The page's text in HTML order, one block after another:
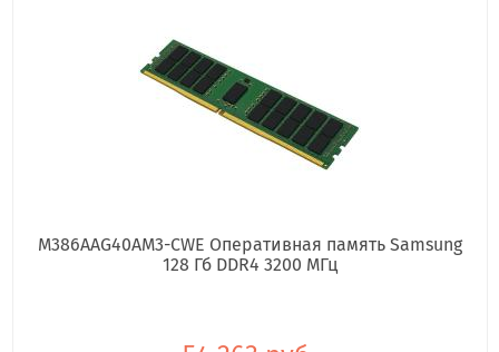
M386AAG40AM3-CWE Оперативная память Samsung
128 Гб DDR4 3200 МГц